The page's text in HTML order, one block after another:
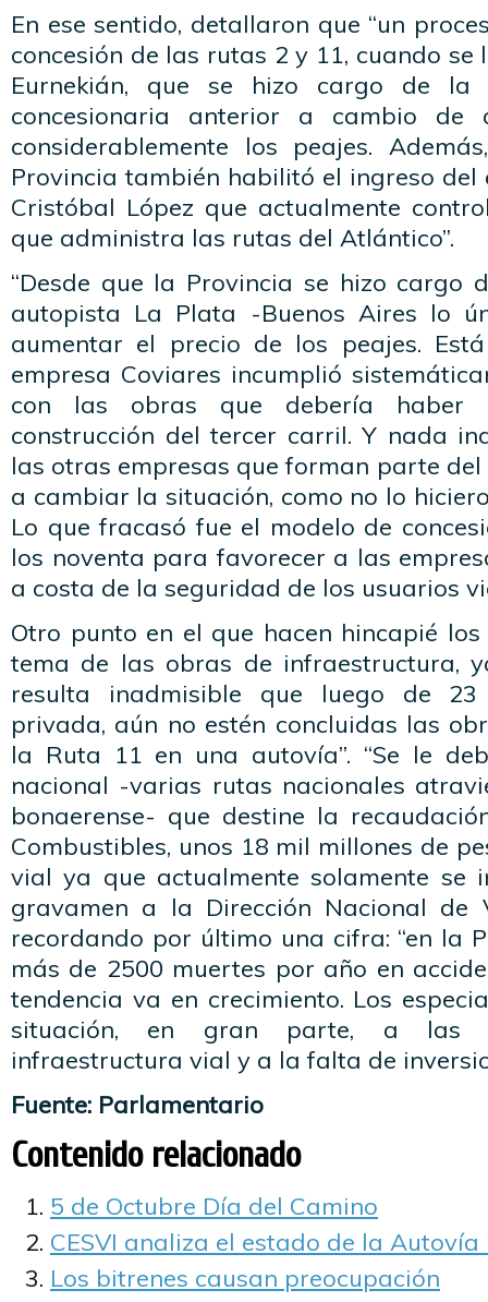
En ese sentido, detallaron que “un
concesión de las rutas 2 y 11, cuando
Eurnekián, que se hizo cargo de la
concesionaria anterior a cambio de
considerablemente los peajes.
Provincia también habilitó el ingreso del
Cristóbal López que actualmente
que administra las rutas del Atlántico”.
“Desde que la Provincia se hizo cargo
autopista La Plata -Buenos Aires lo
aumentar el precio de los peajes.
empresa Coviares incumplió
con las obras que debería haber
construcción del tercer carril. Y nada
las otras empresas que forman parte
a cambiar la situación, como no lo
Lo que fracasó fue el modelo de
los noventa para favorecer a las
a costa de la seguridad de los usuarios
Otro punto en el que hacen hincapié
tema de las obras de infraestructura,
resulta inadmisible que luego de 23
privada, aún no estén concluidas las
la Ruta 11 en una autovía”. “Se le
nacional -varias rutas nacionales
bonaerense- que destine la
Combustibles, unos 18 mil millones de
vial ya que actualmente solamente se
gravamen a la Dirección Nacional de
recordando por último una cifra: “en la
más de 2500 muertes por año en
tendencia va en crecimiento. Los
situación, en gran parte, a las
infraestructura vial y a la falta de
Fuente: Parlamentario
Contenido relacionado
5 de Octubre Día del Camino
CESVI analiza el estado de la Autovía
Los bitrenes causan preocupación